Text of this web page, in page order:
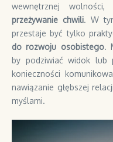
wewnętrznej
przeżywanie chwili. W
przestaje być tylko
do rozwoju osobistego.
by podziwiać widok lub
konieczności
nawiązanie głębszej
myślami.